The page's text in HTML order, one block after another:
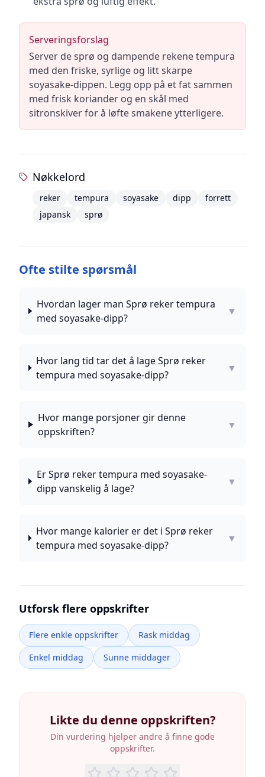
Serveringsforslag
Server de sprø og dampende rekene tempura
med den friske, syrlige og litt skarpe
soyasake-dippen. Legg opp på et fat sammen
med frisk koriander og en skål med
sitronskiver for å løfte smakene ytterligere.
Nøkkelord
reker tempura soyasake dipp
forrett
japansk
sprø
Ofte stilte spørsmål
Hvordan lager man Sprø reker tempura
med soyasake-dipp?
▼
Hvor lang tid tar det å lage Sprø reker
tempura med soyasake-dipp?
▼
Hvor mange porsjoner gir denne
oppskriften?
▼
Er Sprø reker tempura med soyasake-
dipp vanskelig å lage?
▼
Hvor mange kalorier er det i Sprø reker
tempura med soyasake-dipp?
▼
Utforsk flere oppskrifter
Flere enkle oppskrifter
Rask middag
Enkel middag
Sunne middager
Likte du denne oppskriften?
Din vurdering hjelper andre å finne gode
oppskrifter.